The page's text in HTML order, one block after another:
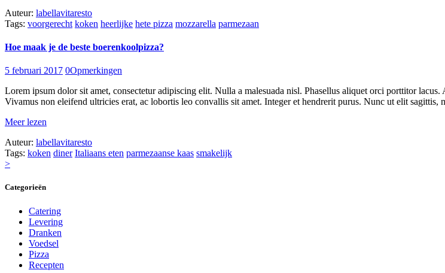
Auteur: labellavitaresto
Tags: voorgerecht koken heerlijke hete pizza mozzarella parmezaan
Hoe maak je de beste boerenkoolpizza?
5 februari 2017 0Opmerkingen
Lorem ipsum dolor sit amet, consectetur adipiscing elit. Nulla a malesuada nisl. Phasellus aliquet orci porttitor
Vivamus non eleifend ultricies erat, ac lobortis leo convallis sit amet. Integer et hendrerit purus. Nunc ut elit sagittis,
Meer lezen
Auteur: labellavitaresto
Tags: koken diner Italiaans eten parmezaanse kaas smakelijk
Posts
pagination
Pagina
Pagina
>
Categorieën
Catering
Levering
Dranken
Voedsel
Pizza
Recepten